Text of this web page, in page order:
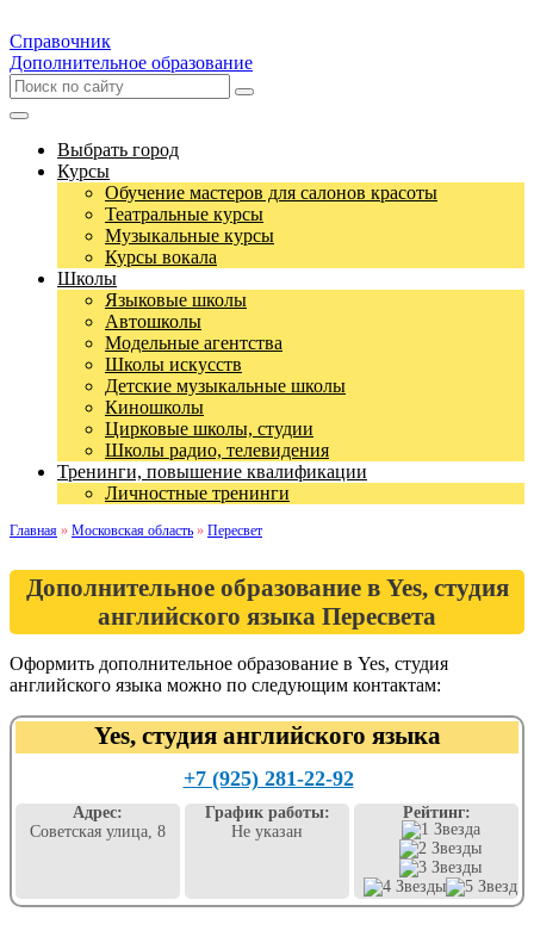
Справочник
Дополнительное образование
Выбрать город
Курсы
Обучение мастеров для салонов красоты
Театральные курсы
Музыкальные курсы
Курсы вокала
Школы
Языковые школы
Автошколы
Модельные агентства
Школы искусств
Детские музыкальные школы
Киношколы
Цирковые школы, студии
Школы радио, телевидения
Тренинги, повышение квалификации
Личностные тренинги
Главная » Московская область » Пересвет
Дополнительное образование в Yes, студия
английского языка Пересвета
Оформить дополнительное образование в Yes, студия
английского языка можно по следующим контактам:
Yes, студия английского языка
+7 (925) 281-22-92
Адрес:
Советская улица, 8
График работы:
Не указан
Рейтинг: